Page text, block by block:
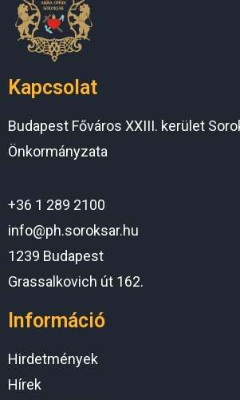
Kapcsolat
Budapest Főváros XXIII. kerület
Önkormányzata
+36 1 289 2100
info@ph.soroksar.hu
1239 Budapest
Grassalkovich út 162.
Információ
Hirdetmények
Hírek